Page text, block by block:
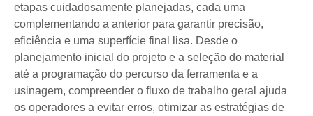
etapas cuidadosamente planejadas, cada uma
complementando a anterior para garantir precisão,
eficiência e uma superfície final lisa. Desde o
planejamento inicial do projeto e a seleção do material
até a programação do percurso da ferramenta e a
usinagem, compreender o fluxo de trabalho geral ajuda
os operadores a evitar erros, otimizar as estratégias de